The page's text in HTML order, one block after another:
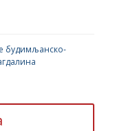
будимљанско-